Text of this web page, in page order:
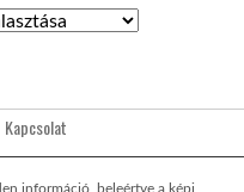
Kapcsolat
információ, beleértve a képi,